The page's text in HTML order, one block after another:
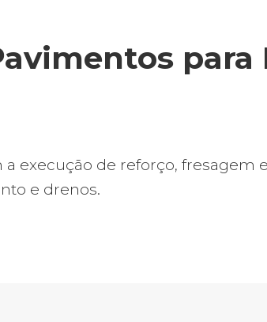
execução de reforço, fresagem
e drenos.